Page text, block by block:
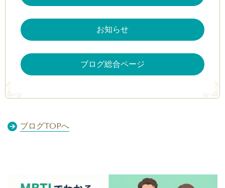
お知らせ
ブログ総合ページ
ブログTOPへ